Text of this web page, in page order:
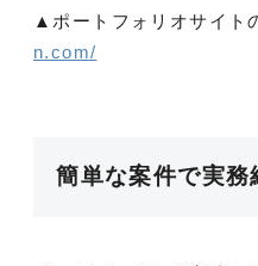
▲ポートフォリオサイト
n.com/
簡単な案件で実務